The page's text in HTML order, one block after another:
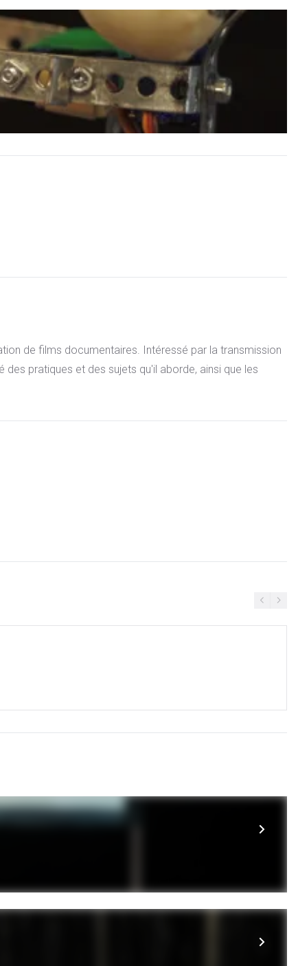
de films documentaires. Intéressé par la transmission
pratiques et des sujets qu'il aborde, ainsi que les